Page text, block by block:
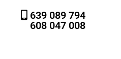
639 089 794
608 047 008